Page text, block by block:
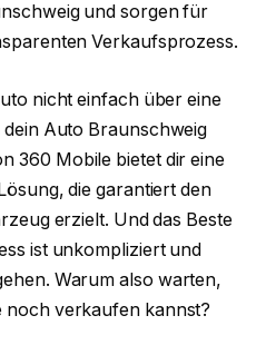
und sorgen für
Verkaufsprozess.
nicht einfach über eine
Auto Braunschweig
360 Mobile bietet dir eine
die garantiert den
erzielt. Und das Beste
ist unkompliziert und
Warum also warten,
noch verkaufen kannst?